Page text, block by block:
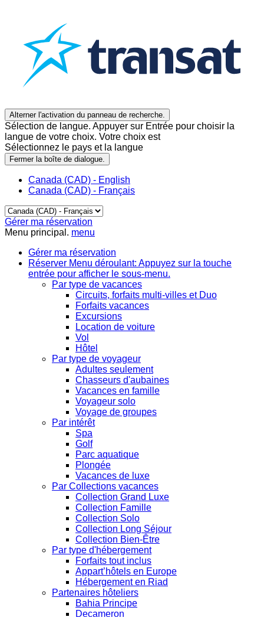
Alterner l'activation du panneau de recherche.
Sélection de langue. Appuyer sur Entrée pour choisir la
langue de votre choix. Votre choix est
Sélectionnez le pays et la langue
Fermer la boîte de dialogue.
Canada (CAD) - English
Canada (CAD) - Français
Gérer ma réservation
Menu principal. menu
Gérer ma réservation
Réserver Menu déroulant: Appuyez sur la touche
entrée pour afficher le sous-menu.
Par type de vacances
Circuits, forfaits multi-villes et Duo
Forfaits vacances
Excursions
Location de voiture
Vol
Hôtel
Par type de voyageur
Adultes seulement
Chasseurs d'aubaines
Vacances en famille
Voyageur solo
Voyage de groupes
Par intérêt
Spa
Golf
Parc aquatique
Plongée
Vacances de luxe
Par Collections vacances
Collection Grand Luxe
Collection Famille
Collection Solo
Collection Long Séjour
Collection Bien-Être
Par type d'hébergement
Forfaits tout inclus
Appart’hôtels en Europe
Hébergement en Riad
Partenaires hôteliers
Bahia Principe
Decameron